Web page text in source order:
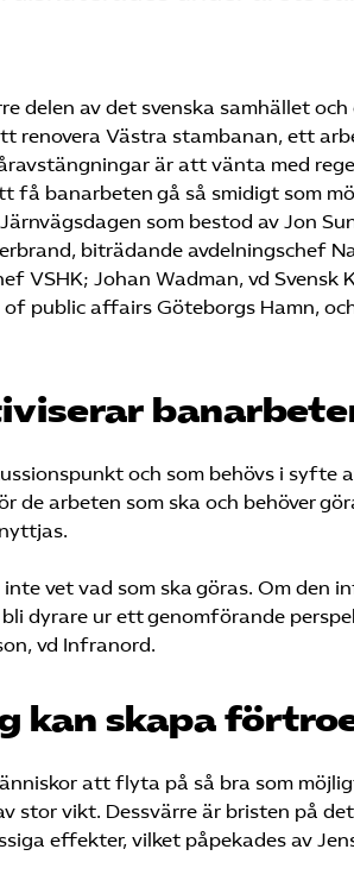
av det svenska samhället och
Västra stambanan, ett
är att vänta med
banarbeten gå så smidigt som
som bestod av Jon
biträdande avdelningschef
VSHK; Johan Wadman, vd
public affairs Göteborgs Hamn,
och som behövs i syfte
arbeten som ska och behöver
vet vad som ska göras. Om den
dyrare ur ett genomförande
vd Infranord.
kan skapa
att flyta på så bra som
stor vikt. Dessvärre är bristen på
effekter, vilket påpekades av